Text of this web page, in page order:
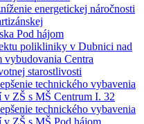
energetickej náročnosti
Pod hájom
polikliniky v Dubnici nad
vybudovania Centra
starostlivosti
technického vybavenia
v ZŠ s MŠ Centrum I. 32
technického vybavenia